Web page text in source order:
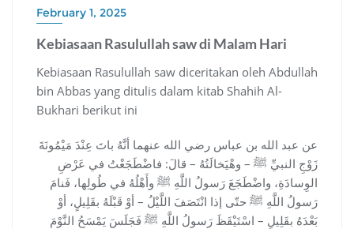
February 1, 2025
Kebiasaan Rasulullah saw di Malam Hari
Kebiasaan Rasulullah saw diceritakan oleh Abdullah
bin Abbas yang ditulis dalam kitab Shahih Al-
Bukhari berikut ini
عن عبد الله بن عباس رضي الله عنهما أنَّهُ باتَ عِنْدَ مَيْمُونَةَ
زَوْجِ النبيِّ ﷺ – وهْيَخالَتُهُ – قالَ: فاضْطَجَعْتُ في عَرْضِ
الوِسادَةِ، واضْطَجَعَ رَسولُ اللَّهِ ﷺ وأَهْلُهُ في طُولِها، فَنامَ
رَسولُ اللَّهِ ﷺ حتّى إذا انْتَصَفَ اللَّيْلُ – أوْ قَبْلَهُ بقَلِيلٍ، أوْ
بَعْدَهُ بقَلِيلٍ – اسْتَيْقَظَ رَسولُ اللَّهِ ﷺ فَجَلَسَ يَمْسَحُ النَّوْمَ